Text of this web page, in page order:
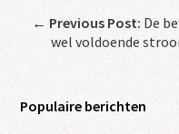
← Previous Post: De
wel voldoende
Populaire berichten